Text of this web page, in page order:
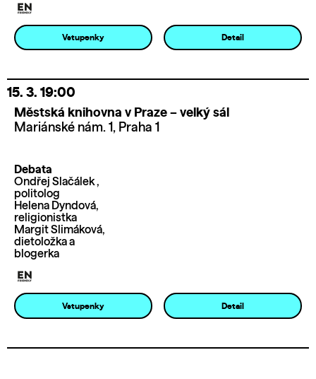
Vstupenky Detail
15. 3. 19:00
Městská knihovna v Praze – velký sál
Mariánské nám. 1, Praha 1
Debata
Ondřej Slačálek ,
politolog
Helena Dyndová,
religionistka
Margit Slimáková,
dietoložka a
blogerka
Vstupenky Detail